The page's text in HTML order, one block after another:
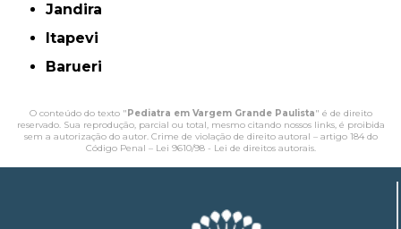
Jandira
Itapevi
Barueri
O conteúdo do texto " Pediatra em Vargem Grande Paulista" é de direito
reservado. Sua reprodução, parcial ou total, mesmo citando nossos links, é proibida
sem a autorização do autor. Crime de violação de direito autoral – artigo 184 do
Código Penal – Lei 9610/98 - Lei de direitos autorais.